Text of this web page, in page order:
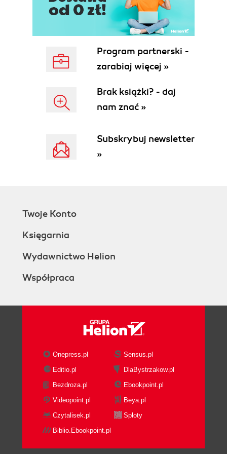
Program partnerski -
zarabiaj więcej »
Brak książki? - daj
nam znać »
Subskrybuj newsletter
»
Twoje Konto
Księgarnia
Wydawnictwo Helion
Współpraca
Onepress.pl
Sensus.pl
Editio.pl
DlaBystrzakow.pl
Bezdroza.pl
Ebookpoint.pl
Videopoint.pl
Beya.pl
Czytalisek.pl
Sploty
Biblio.Ebookpoint.pl